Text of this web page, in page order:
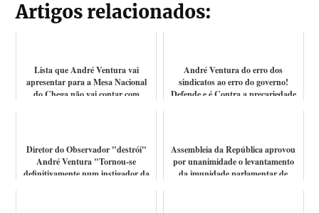
Artigos relacionados:
Lista que André Ventura vai
apresentar para a Mesa Nacional
do Chega não vai contar com
André Ventura do erro dos
sindicatos ao erro do governo!
Defende e é Contra a precariedade
Diretor do Observador "destrói"
André Ventura "Tornou-se
definitivamente num instigador da
Assembleia da República aprovou
por unanimidade o levantamento
da imunidade parlamentar de